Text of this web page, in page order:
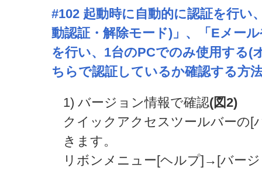
#102 起動時に自動的に認証を行い
動認証・解除モード)」、「Eメー
を行い、1台のPCでのみ使用する(
ちらで認証しているか確認する方
1) バージョン情報で確認(図2)
クイックアクセスツールバーの[
きます。
リボンメニュー[ヘルプ]→[バー